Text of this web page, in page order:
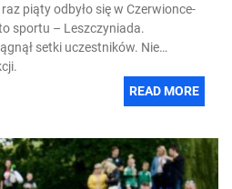
piąty odbyło się w Czerwionce-
sportu – Leszczyniada.
setki uczestników. Nie
READ MORE